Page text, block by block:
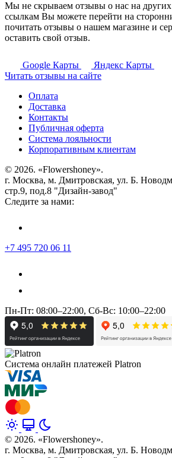
Мы не скрываем отзывы о нас на
ссылкам Вы можете перейти на
почитать отзывы о нашем магазине и
оставить свой отзыв.
Google Карты Яндекс Карты
Читать отзывы на сайте
Оплата
Доставка
Контакты
Публичная оферта
Система лояльности
Корпоративным клиентам
© 2026. «Flowershoney».
г. Москва, м. Дмитровская, ул. Б.
стр.9, под.8 "Дизайн-завод"
Следите за нами:
+7 495 720 06 11
Пн-Пт: 08:00–22:00, Сб-Вс: 10:00–22:00
Система онлайн платежей Platron
© 2026. «Flowershoney».
г. Москва, м. Дмитровская, ул. Б.